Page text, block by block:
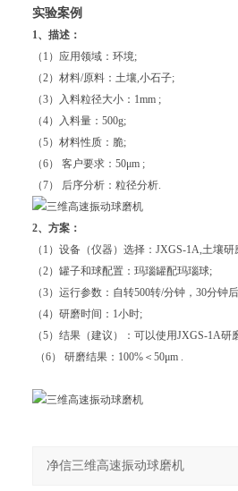
实验案例
1、描述：
（1）应用领域：环境;
（2）材料/原料：土壤,小石子;
（3）入料粒径大小：1mm ;
（4）入料量：500g;
（5）材料性质：脆;
（6） 客户要求：50μm ;
（7） 后序分析：粒径分析.
2、方案：
（1）设备（仪器）选择：JXGS-1A,
（2）罐子和球配置：玛瑙罐配玛瑙球;
（3）运行参数：自转500转/分钟，30分钟
（4）研磨时间：1小时;
（5）结果（建议）：可以使用JXGS-1A研
（6） 研磨结果：100%＜50μm .